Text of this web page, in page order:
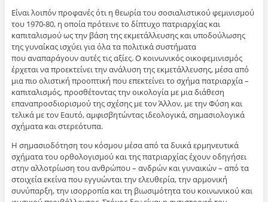
Είναι λοιπόν προφανές ότι η θεωρία του σοσιαλιστικού φεμινισμού
του 1970-80, η οποία πρότεινε το δίπτυχο πατριαρχίας και
καπιταλισμού ως την βάση της εκμετάλλευσης και υποδούλωσης
της γυναίκας ισχύει για όλα τα πολιτικά συστήματα
που αναπαράγουν αυτές τις αξίες. Ο κοινωνικός οικοφεμινισμός
έρχεται να προεκτείνει την ανάλυση της εκμετάλλευσης, μέσα από
μια πιο ολιστική προοπτική που επεκτείνει το σχήμα πατριαρχία –
καπιταλισμός, προσθέτοντας την οικολογία με μια διάθεση
επαναπροσδιορισμού της σχέσης με τον Άλλον, με την Φύση και
τελικά με τον Εαυτό, αμφισβητώντας ιδεολογικά, σημασιολογικά
σχήματα και στερεότυπα.
Η σημασιοδότηση του κόσμου μέσα από τα δυικά ερμηνευτικά
σχήματα του ορθολογισμού και της πατριαρχίας έχουν οδηγήσει
στην αλλοτρίωση του ανθρώπου – ανδρών και γυναικών – από τα
στοιχεία εκείνα που εγγυώνται την ελευθερία, την αρμονική
συνύπαρξη, την ισορροπία και τη βιωσιμότητα του κοινωνικού και